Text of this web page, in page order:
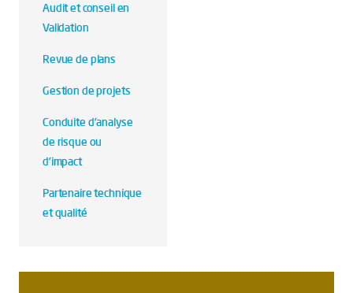
Audit et conseil en
Validation
Revue de plans
Gestion de projets
Conduite d'analyse
de risque ou
d'impact
Partenaire technique
et qualité